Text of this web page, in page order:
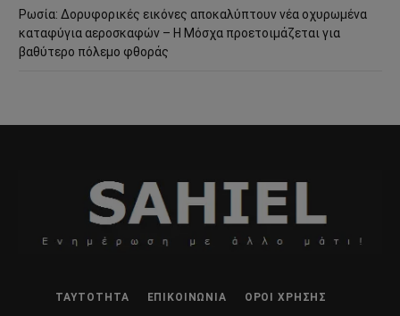
Ρωσία: Δορυφορικές εικόνες αποκαλύπτουν νέα οχυρωμένα
καταφύγια αεροσκαφών – Η Μόσχα προετοιμάζεται για
βαθύτερο πόλεμο φθοράς
ΤΑΥΤΌΤΗΤΑ ΕΠΙΚΟΙΝΩΝΊΑ ΌΡΟΙ ΧΡΉΣΗΣ